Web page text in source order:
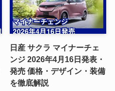
日産 サクラ マイナーチェ
ンジ 2026年4月16日発表・
発売 価格・デザイン・装備
を徹底解説